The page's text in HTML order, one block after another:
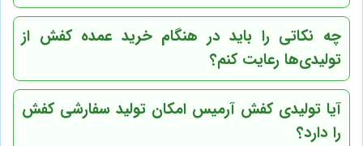
چه نکاتی را باید در هنگام خرید عمده کفش از
تولیدی‌ها رعایت کنم؟
آیا تولیدی کفش آرمیس امکان تولید سفارشی کفش
را دارد؟